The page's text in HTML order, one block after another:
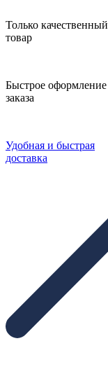
Только качественный
товар
Быстрое оформление
заказа
Удобная и быстрая
доставка